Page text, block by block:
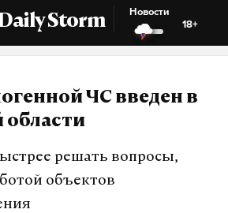
Storm
Новости
18+
ЧС введен в
области
решать вопросы,
объектов